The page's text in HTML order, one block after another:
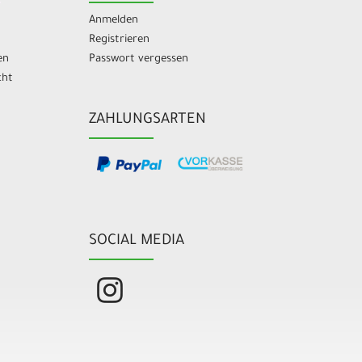
Anmelden
Registrieren
Passwort vergessen
ZAHLUNGSARTEN
SOCIAL MEDIA